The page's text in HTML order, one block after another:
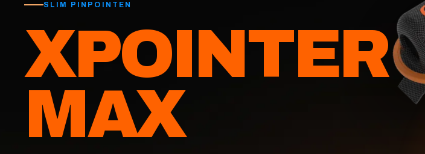
SLIM PINPOINTEN
XPOINTER
MAX